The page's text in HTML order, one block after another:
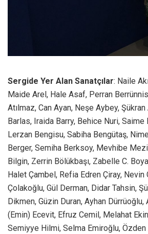
Sergide Yer Alan Sanatçılar: Naile
Maide Arel, Hale Asaf, Perran
Atılmaz, Can Ayan, Neşe Aybey,
Barlas, Iraida Barry, Behice Nuri,
Lerzan Bengisu, Sabiha Bengütaş,
Berger, Semiha Berksoy, Mevhibe
Bilgin, Zerrin Bölükbaşı, Zabelle C.
Halet Çambel, Refia Edren Çiray, Nevin
Çolakoğlu, Gül Derman, Didar Tahsin,
Dikmen, Güzin Duran, Ayhan
(Emin) Ecevit, Efruz Cemil, Melahat
Semiyye Hilmi, Selma Emiroğlu,